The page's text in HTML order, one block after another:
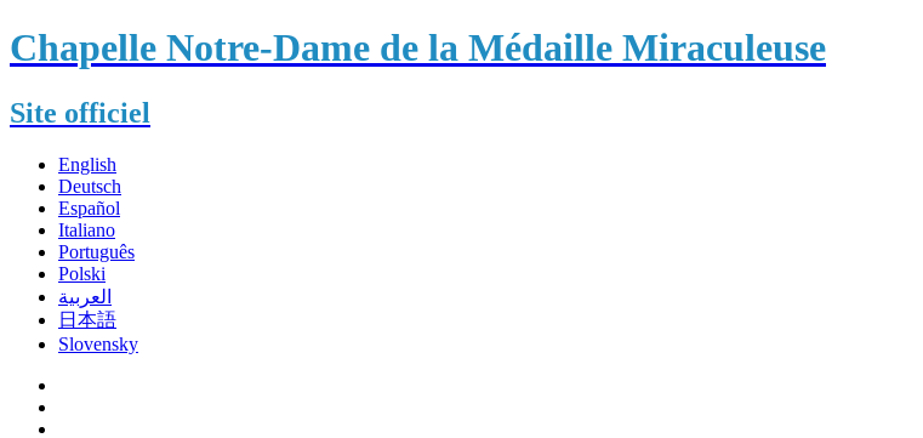
Chapelle Notre-Dame de la Médaille Miraculeuse
Site officiel
English
Deutsch
Español
Italiano
Português
Polski
العربية
日本語
Slovensky